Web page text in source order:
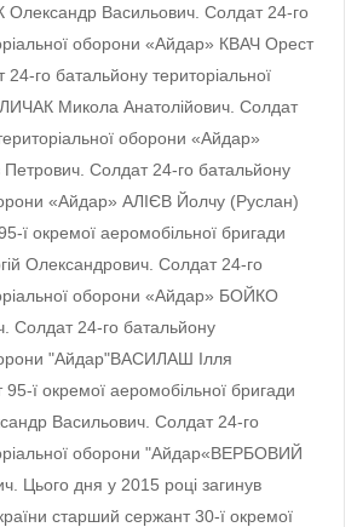
Васильович. Солдат 24-го
оборони «Айдар» КВАЧ Орест
го батальйону територіальної
Микола Анатолійович. Солдат
оборони «Айдар»
Солдат 24-го батальйону
«Айдар» АЛІЄВ Йолчу (Руслан)
ї окремої аеромобільної бригади
Олександрович. Солдат 24-го
оборони «Айдар» БОЙКО
Солдат 24-го батальйону
"Айдар"ВАСИЛАШ Ілля
ї окремої аеромобільної бригади
Васильович. Солдат 24-го
оборони "Айдар«ВЕРБОВИЙ
Цього дня у 2015 році загинув
старший сержант 30-ї окремої